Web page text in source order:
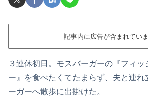
記事内に広告が含まれていま
３連休初日。モスバーガーの『フィ
ー』を食べたくてたまらず、夫と連
ーガーへ散歩に出掛けた。